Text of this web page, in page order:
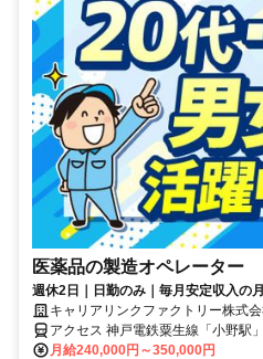
医薬品の製造オペレーター
週休2日｜日勤のみ｜毎月安定収入の
キャリアリンクファクトリー株式
アクセス 神戸電鉄粟生線「小野駅
自転車通勤OK（無料駐車場完備）
月給240,000円～350,000円